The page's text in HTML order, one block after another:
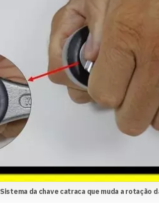
Sistema da chave catraca que muda a rotação